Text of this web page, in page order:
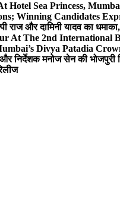
Hotel Sea Princess,
Winning Candidates
राज और दामिनी यादव का
At The 2nd International
Divya Patadia
और निर्देशक मनोज सेन की